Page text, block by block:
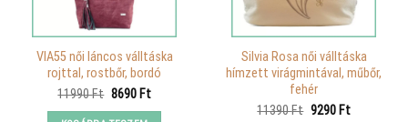
VIA55 női láncos válltáska
rojttal, rostbőr, bordó
11990Ft Original
was:
8690 FtCurrent
Silvia Rosa női válltáska
hímzett virágmintával, műbőr,
fehér
11390Ft Original
9290 FtCurrent